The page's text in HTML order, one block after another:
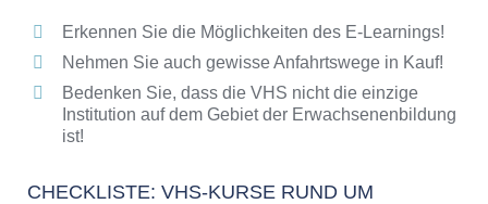
Bildungsangebote der VHS
Erkennen Sie die Möglichkeiten des E-Learnings!
Nehmen Sie auch gewisse Anfahrtswege in Kauf!
Bedenken Sie, dass die VHS nicht die einzige
Institution auf dem Gebiet der Erwachsenenbildung
ist!
CHECKLISTE: VHS-KURSE RUND UM